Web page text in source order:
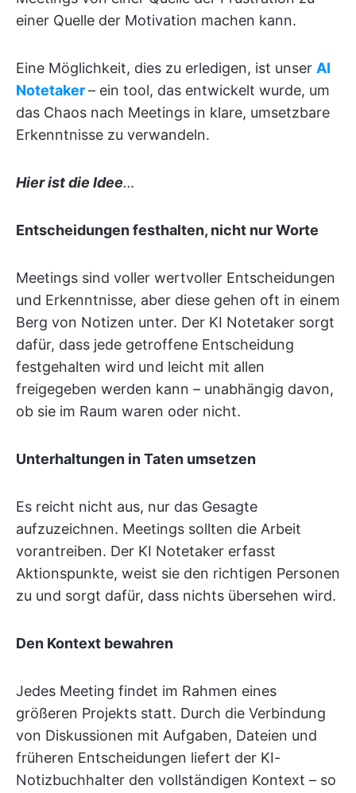
einer Quelle der Motivation machen kann.
Eine Möglichkeit, dies zu erledigen, ist unser AI
Notetaker– ein tool, das entwickelt wurde, um
das Chaos nach Meetings in klare, umsetzbare
Erkenntnisse zu verwandeln.
Hier ist die Idee…
Entscheidungen festhalten, nicht nur Worte
Meetings sind voller wertvoller Entscheidungen
und Erkenntnisse, aber diese gehen oft in einem
Berg von Notizen unter. Der KI Notetaker sorgt
dafür, dass jede getroffene Entscheidung
festgehalten wird und leicht mit allen
freigegeben werden kann – unabhängig davon,
ob sie im Raum waren oder nicht.
Unterhaltungen in Taten umsetzen
Es reicht nicht aus, nur das Gesagte
aufzuzeichnen. Meetings sollten die Arbeit
vorantreiben. Der KI Notetaker erfasst
Aktionspunkte, weist sie den richtigen Personen
zu und sorgt dafür, dass nichts übersehen wird.
Den Kontext bewahren
Jedes Meeting findet im Rahmen eines
größeren Projekts statt. Durch die Verbindung
von Diskussionen mit Aufgaben, Dateien und
früheren Entscheidungen liefert der KI-
Notizbuchhalter den vollständigen Kontext – so